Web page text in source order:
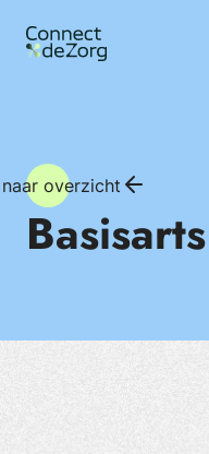
overzicht